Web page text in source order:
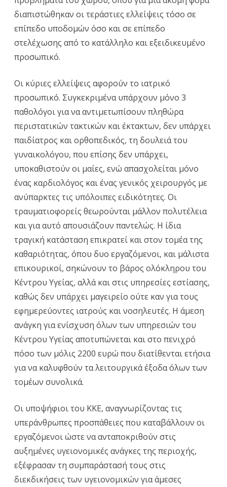
του
ΚΚΕ
στην
στο
Κέντρο
Υγείας
διαπιστώθηκαν οι τεράστιες ελλείψεις τόσο σε
επίπεδο υποδομών όσο και σε επίπεδο
στελέχωσης από το κατάλληλο και εξειδικευμένο
προσωπικό.
Οι κύριες ελλείψεις αφορούν το ιατρικό
προσωπικό. Συγκεκριμένα υπάρχουν μόνο 3
παθολόγοι για να αντιμετωπίσουν πληθώρα
περιστατικών τακτικών και έκτακτων, δεν υπάρχει
παιδίατρος και ορθοπεδικός, τη δουλειά του
γυναικολόγου, που επίσης δεν υπάρχει,
υποκαθιστούν οι μαίες, ενώ απασχολείται μόνο
ένας καρδιολόγος και ένας γενικός χειρουργός με
ανύπαρκτες τις υπόλοιπες ειδικότητες. Οι
τραυματιοφορείς θεωρούνται μάλλον πολυτέλεια
και για αυτό απουσιάζουν παντελώς. Η ίδια
τραγική κατάσταση επικρατεί και στον τομέα της
καθαριότητας, όπου δυο εργαζόμενοι, και μάλιστα
επικουρικοί, σηκώνουν το βάρος ολόκληρου του
Κέντρου Υγείας, αλλά και στις υπηρεσίες εστίασης,
καθώς δεν υπάρχει μαγειρείο ούτε καν για τους
εφημερεύοντες ιατρούς και νοσηλευτές. Η άμεση
ανάγκη για ενίσχυση όλων των υπηρεσιών του
Κέντρου Υγείας αποτυπώνεται και στο πενιχρό
πόσο των μόλις 2200 ευρώ που διατίθενται ετήσια
για να καλυφθούν τα λειτουργικά έξοδα όλων των
τομέων συνολικά.
Οι υποψήφιοι του ΚΚΕ, αναγνωρίζοντας τις
υπεράνθρωπες προσπάθειες που καταβάλλουν οι
εργαζόμενοι ώστε να ανταποκριθούν στις
αυξημένες υγειονομικές ανάγκες της περιοχής,
εξέφρασαν τη συμπαράστασή τους στις
διεκδικήσεις των υγειονομικών για άμεσες